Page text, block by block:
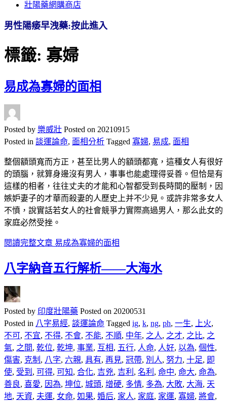
壯陽藥網購商店
男性陽痿早洩藥:按此進入
標籤: 寡婦
易成為寡婦的面相
Posted by 樂威壯 Posted on 20210915
Posted in 談運論命, 面相分析 Tagged 寡婦, 易成, 面相
整個額頭寬而方正，甚至比男人的額頭都寬，這種女人有很好
的頭腦，就算身邊沒有男人，事事也能處理得妥善。但恰是有
這樣的相者，往往丈夫的才能和心智都受到長時間的壓制，因
嫉妒妻子的才華而殺妻的人歷史上并不少見。或許非常多女人
不憤，說實話若女人的社會競爭力實際高過男人，那么此女的
家庭必然受挫。
閱讀完整文章 易成為寡婦的面相
八字納音五行解析——大海水
Posted by 印度壯陽藥 Posted on 20200531
Posted in 八字易經, 談運論命 Tagged ig, k, ng, ph, 一生, 上火,
不可, 不宜, 不得, 不會, 不能, 不順, 中年, 之人, 之才, 之比, 之
氣, 之間, 乾位, 乾坤, 事業, 互相, 五行, 人命, 人好, 以為, 個性,
傷害, 克制 , 八字, 六親, 具有, 再見, 冠帶, 別人, 努力, 十足, 即
使, 受到 , 可得, 可知, 合化, 吉兇, 吉利 , 名利 , 命中, 命大, 命為,
善良, 喜愛, 因為, 坤位, 城頭, 增硬, 多情, 多為, 大敗, 大海, 天
地, 天資, 夫運, 女命, 如果, 婚后, 家人, 家庭, 家運, 寡婦, 將會,